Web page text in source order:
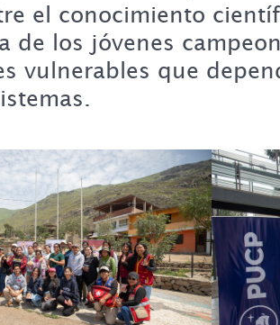
el conocimiento
de los jóvenes
vulnerables que